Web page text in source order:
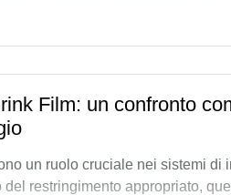
Film: un confronto
un ruolo cruciale nei sistemi
restringimento appropriato,